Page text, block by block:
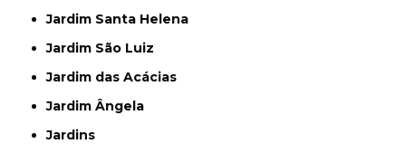
Jardim Santa Helena
Jardim São Luiz
Jardim das Acácias
Jardim Ângela
Jardins